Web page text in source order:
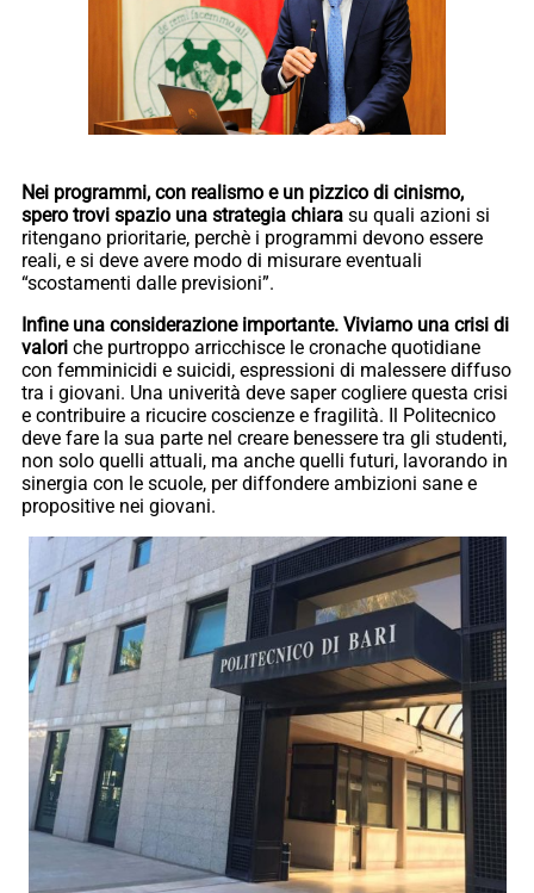
Nei programmi, con realismo e un pizzico di cinismo,
spero trovi spazio una strategia chiara su quali azioni si
ritengano prioritarie, perchè i programmi devono essere
reali, e si deve avere modo di misurare eventuali
“scostamenti dalle previsioni”.
Infine una considerazione importante. Viviamo una crisi di
valori che purtroppo arricchisce le cronache quotidiane
con femminicidi e suicidi, espressioni di malessere diffuso
tra i giovani. Una univerità deve saper cogliere questa crisi
e contribuire a ricucire coscienze e fragilità. Il Politecnico
deve fare la sua parte nel creare benessere tra gli studenti,
non solo quelli attuali, ma anche quelli futuri, lavorando in
sinergia con le scuole, per diffondere ambizioni sane e
propositive nei giovani.